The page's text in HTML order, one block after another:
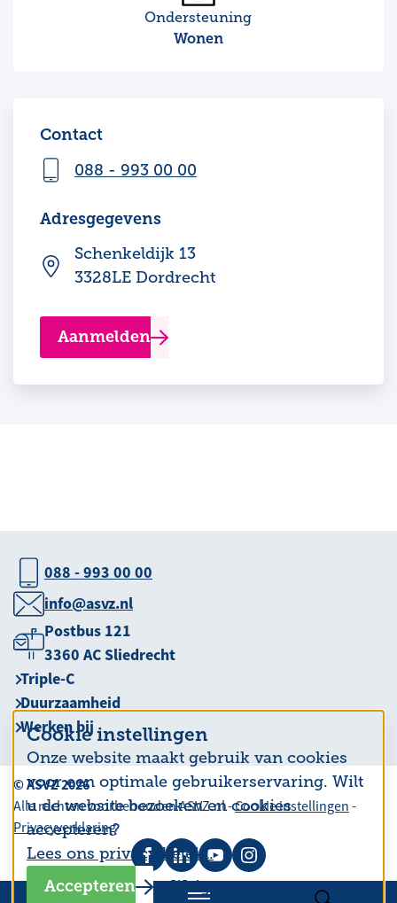
Cookie instellingen
Onze website maakt gebruik van cookies
voor een optimale gebruikerservaring. Wilt
u de website bezoeken en cookies
accepteren?
Lees ons privacy beleid.
Accepteren
Weigeren
Ondersteuning
Wonen
Contact
088 - 993 00 00
Adresgegevens
Schenkeldijk 13
3328LE Dordrecht
Aanmelden
088 - 993 00 00
info@asvz.nl
Postbus 121
3360 AC Sliedrecht
Triple-C
Duurzaamheid
Werken bij
© ASVZ 2026
Alle rechten voorbehouden ASVZ.nl -Cookie instellingen -
Privacyverklaring